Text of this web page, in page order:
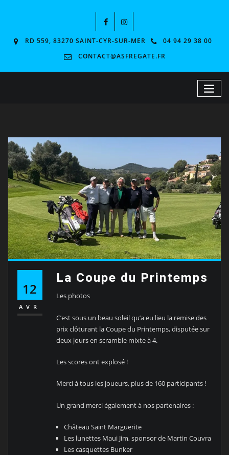
RD 559, 83270 SAINT-CYR-SUR-MER
04 94 29 38 00
CONTACT@ASFREGATE.FR
12
AVR
La Coupe du Printemps
Les photos
C’est sous un beau soleil qu’a eu lieu la remise des
prix clôturant la Coupe du Printemps, disputée sur
deux jours en scramble mixte à 4.
Les scores ont explosé !
Merci à tous les joueurs, plus de 160 participants !
Un grand merci également à nos partenaires :
Château Saint Marguerite
Les lunettes Maui Jim, sponsor de Martin Couvra
Les casquettes Bunker